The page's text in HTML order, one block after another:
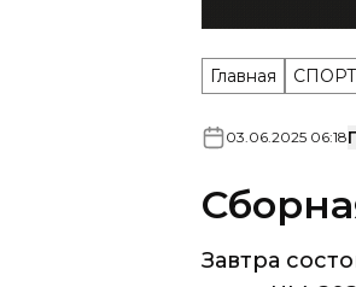
Главная СПОРТ
03 06 2025 06:18
Завтра